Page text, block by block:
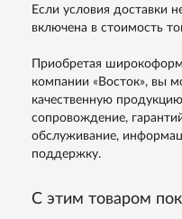
Если условия доставки
включена в стоимость
Приобретая
компании «Восток», вы
качественную
сопровождение,
обслуживание,
поддержку.
С этим товаром